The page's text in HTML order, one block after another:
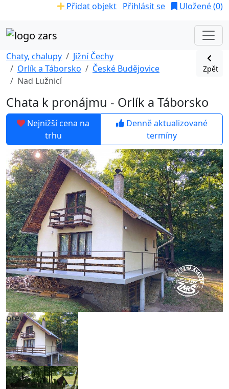
Přidat objekt Přihlásit se Uložené (0)
Chaty, chalupy
Jižní Čechy
Orlík a Táborsko
České Budějovice
Nad Lužnicí
Zpět
Chata k pronájmu - Orlík a Táborsko
Nejnižší cena na
trhu
Denně aktualizované
termíny
prev
next